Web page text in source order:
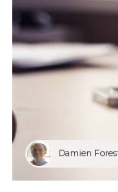
Damien